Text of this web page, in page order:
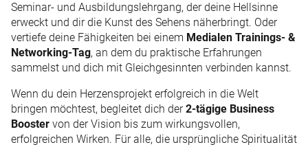
Seminar- und Ausbildungslehrgang, der deine Hellsinne
erweckt und dir die Kunst des Sehens näherbringt. Oder
vertiefe deine Fähigkeiten bei einem Medialen Trainings- &
Networking-Tag, an dem du praktische Erfahrungen
sammelst und dich mit Gleichgesinnten verbinden kannst.
Wenn du dein Herzensprojekt erfolgreich in die Welt
bringen möchtest, begleitet dich der2-tägige Business
Booster von der Vision bis zum wirkungsvollen,
erfolgreichen Wirken. Für alle, die ursprüngliche Spiritualität